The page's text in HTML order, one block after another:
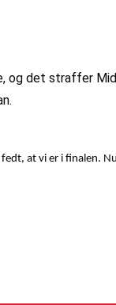
og det straffer
at vi er i finalen.